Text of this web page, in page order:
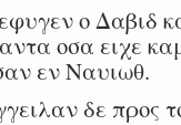
ο Δαβιδ
οσα ειχε
εν Ναυιωθ.
δε προς